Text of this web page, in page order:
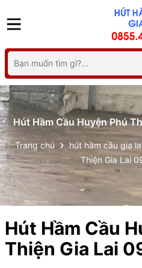
Hút Hầm Cầu Huyện Phú
Trang chủ hút hầm cầu gia
Thiện Gia Lai
Hút Hầm Cầu
Thiện Gia Lai